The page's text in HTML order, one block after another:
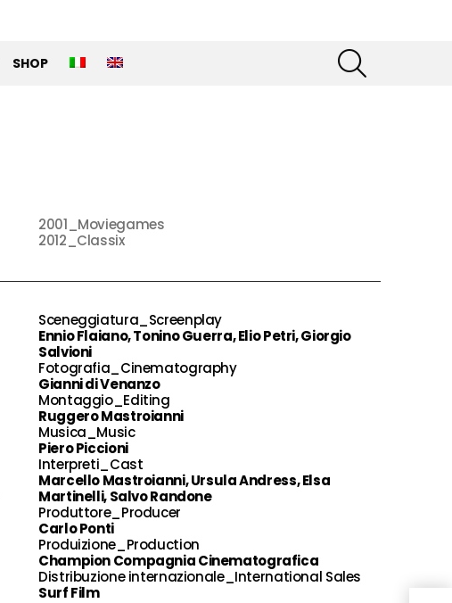
SHOP
2001_Moviegames
2012_Classix
Sceneggiatura_Screenplay
Ennio Flaiano, Tonino Guerra, Elio Petri, Giorgio
Salvioni
Fotografia_Cinematography
Gianni di Venanzo
Montaggio_Editing
Ruggero Mastroianni
Musica_Music
Piero Piccioni
Interpreti_Cast
Marcello Mastroianni, Ursula Andress, Elsa
Martinelli, Salvo Randone
Produttore_Producer
Carlo Ponti
Produizione_Production
Champion Compagnia Cinematografica
Distribuzione internazionale_International Sales
Surf Film